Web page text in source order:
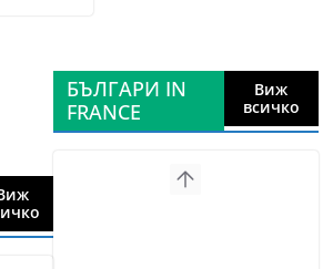
БЪЛГАРИ IN
FRANCE
Виж
всичко